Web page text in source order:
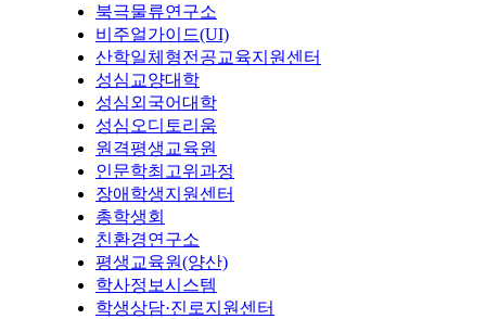
북극물류연구소
비주얼가이드(UI)
산학일체형전공교육지원센터
성심교양대학
성심외국어대학
성심오디토리움
원격평생교육원
인문학최고위과정
장애학생지원센터
총학생회
친환경연구소
평생교육원(양산)
학사정보시스템
학생상담·진로지원센터